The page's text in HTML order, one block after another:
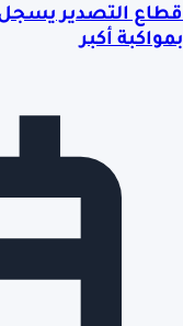
قطاع التصدير يسجل
بمواكبة أكبر